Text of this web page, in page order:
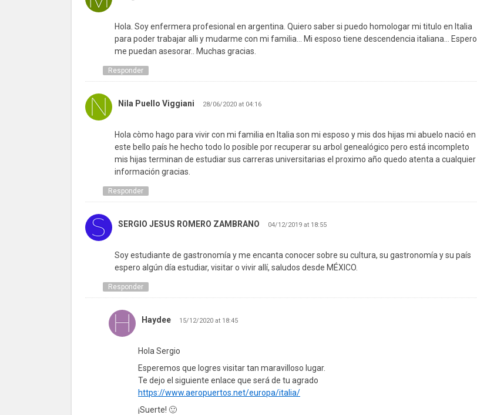
Hola. Soy enfermera profesional en argentina. Quiero saber si puedo homologar mi titulo en Italia
para poder trabajar alli y mudarme con mi familia… Mi esposo tiene descendencia italiana… Espero
me puedan asesorar.. Muchas gracias.
Responder
Nila Puello Viggiani 28/06/2020 at 04:16
Hola còmo hago para vivir con mi familia en Italia son mi esposo y mis dos hijas mi abuelo nació en
este bello país he hecho todo lo posible por recuperar su arbol genealógico pero está incompleto
mis hijas terminan de estudiar sus carreras universitarias el proximo año quedo atenta a cualquier
información gracias.
Responder
SERGIO JESUS ROMERO ZAMBRANO 04/12/2019 at 18:55
Soy estudiante de gastronomía y me encanta conocer sobre su cultura, su gastronomía y su país
espero algún día estudiar, visitar o vivir allí, saludos desde MÉXICO.
Responder
Haydee 15/12/2020 at 18:45
Hola Sergio
Esperemos que logres visitar tan maravilloso lugar.
Te dejo el siguiente enlace que será de tu agrado
https://www.aeropuertos.net/europa/italia/
¡Suerte! 🙂